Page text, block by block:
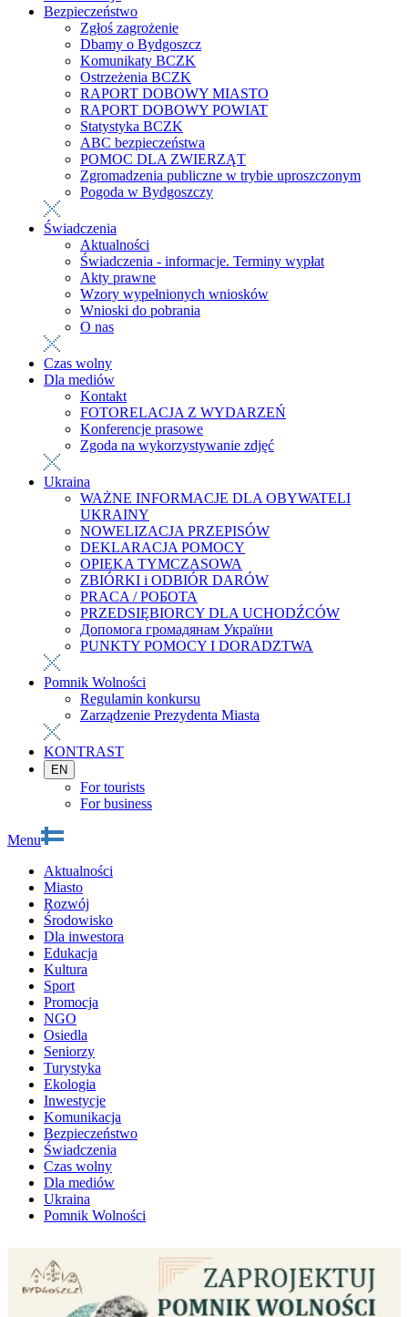
Bezpieczeństwo
Zgłoś zagrożenie
Dbamy o Bydgoszcz
Komunikaty BCZK
Ostrzeżenia BCZK
RAPORT DOBOWY MIASTO
RAPORT DOBOWY POWIAT
Statystyka BCZK
ABC bezpieczeństwa
POMOC DLA ZWIERZĄT
Zgromadzenia publiczne w trybie uproszczonym
Pogoda w Bydgoszczy
Świadczenia
Aktualności
Świadczenia - informacje. Terminy wypłat
Akty prawne
Wzory wypełnionych wniosków
Wnioski do pobrania
O nas
Czas wolny
Dla mediów
Kontakt
FOTORELACJA Z WYDARZEŃ
Konferencje prasowe
Zgoda na wykorzystywanie zdjęć
Ukraina
WAŻNE INFORMACJE DLA OBYWATELI
UKRAINY
NOWELIZACJA PRZEPISÓW
DEKLARACJA POMOCY
OPIEKA TYMCZASOWA
ZBIÓRKI i ODBIÓR DARÓW
PRACA / РОБОТА
PRZEDSIĘBIORCY DLA UCHODŹCÓW
Допомога громадянам України
PUNKTY POMOCY I DORADZTWA
Pomnik Wolności
Regulamin konkursu
Zarządzenie Prezydenta Miasta
KONTRAST
EN
For tourists
For business
Menu
Aktualności
Miasto
Rozwój
Środowisko
Dla inwestora
Edukacja
Kultura
Sport
Promocja
NGO
Osiedla
Seniorzy
Turystyka
Ekologia
Inwestycje
Komunikacja
Bezpieczeństwo
Świadczenia
Czas wolny
Dla mediów
Ukraina
Pomnik Wolności